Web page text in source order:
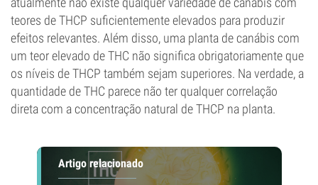
teores de THCP suficientemente elevados para produzir
efeitos relevantes. Além disso, uma planta de canábis com
um teor elevado de THC não significa obrigatoriamente que
os níveis de THCP também sejam superiores. Na verdade, a
quantidade de THC parece não ter qualquer correlação
direta com a concentração natural de THCP na planta.
Artigo relacionado